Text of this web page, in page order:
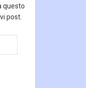
questo
post.